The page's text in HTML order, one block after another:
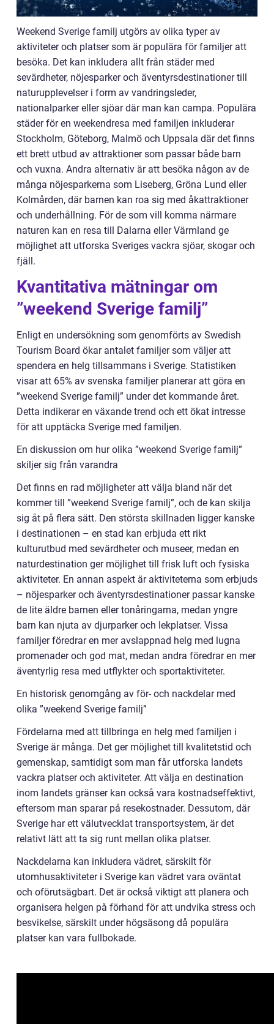
Weekend Sverige familj utgörs av olika typer av
aktiviteter och platser som är populära för familjer att
besöka. Det kan inkludera allt från städer med
sevärdheter, nöjesparker och äventyrsdestinationer till
naturupplevelser i form av vandringsleder,
nationalparker eller sjöar där man kan campa. Populära
städer för en weekendresa med familjen inkluderar
Stockholm, Göteborg, Malmö och Uppsala där det finns
ett brett utbud av attraktioner som passar både barn
och vuxna. Andra alternativ är att besöka någon av de
många nöjesparkerna som Liseberg, Gröna Lund eller
Kolmården, där barnen kan roa sig med åkattraktioner
och underhållning. För de som vill komma närmare
naturen kan en resa till Dalarna eller Värmland ge
möjlighet att utforska Sveriges vackra sjöar, skogar och
fjäll.
Kvantitativa mätningar om
”weekend Sverige familj”
Enligt en undersökning som genomförts av Swedish
Tourism Board ökar antalet familjer som väljer att
spendera en helg tillsammans i Sverige. Statistiken
visar att 65% av svenska familjer planerar att göra en
”weekend Sverige familj” under det kommande året.
Detta indikerar en växande trend och ett ökat intresse
för att upptäcka Sverige med familjen.
En diskussion om hur olika ”weekend Sverige familj”
skiljer sig från varandra
Det finns en rad möjligheter att välja bland när det
kommer till ”weekend Sverige familj”, och de kan skilja
sig åt på flera sätt. Den största skillnaden ligger kanske
i destinationen – en stad kan erbjuda ett rikt
kulturutbud med sevärdheter och museer, medan en
naturdestination ger möjlighet till frisk luft och fysiska
aktiviteter. En annan aspekt är aktiviteterna som erbjuds
– nöjesparker och äventyrsdestinationer passar kanske
de lite äldre barnen eller tonåringarna, medan yngre
barn kan njuta av djurparker och lekplatser. Vissa
familjer föredrar en mer avslappnad helg med lugna
promenader och god mat, medan andra föredrar en mer
äventyrlig resa med utflykter och sportaktiviteter.
En historisk genomgång av för- och nackdelar med
olika ”weekend Sverige familj”
Fördelarna med att tillbringa en helg med familjen i
Sverige är många. Det ger möjlighet till kvalitetstid och
gemenskap, samtidigt som man får utforska landets
vackra platser och aktiviteter. Att välja en destination
inom landets gränser kan också vara kostnadseffektivt,
eftersom man sparar på resekostnader. Dessutom, där
Sverige har ett välutvecklat transportsystem, är det
relativt lätt att ta sig runt mellan olika platser.
Nackdelarna kan inkludera vädret, särskilt för
utomhusaktiviteter i Sverige kan vädret vara oväntat
och oförutsägbart. Det är också viktigt att planera och
organisera helgen på förhand för att undvika stress och
besvikelse, särskilt under högsäsong då populära
platser kan vara fullbokade.